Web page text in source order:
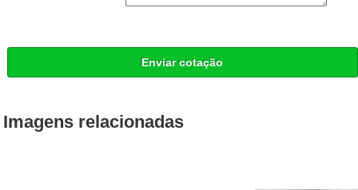
Enviar cotação
Imagens relacionadas